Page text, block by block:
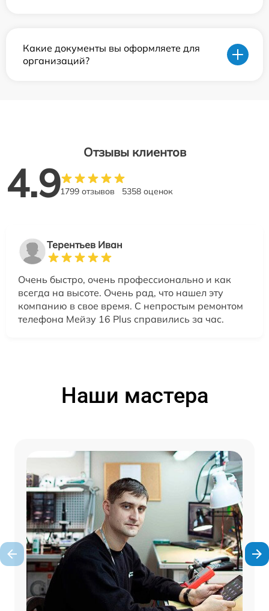
Какие документы вы оформляете для
организаций?
Отзывы клиентов
4.91799 отзывов 5358 оценок
Терентьев Иван
Очень быстро, очень профессионально и как
всегда на высоте. Очень рад, что нашел эту
компанию в свое время. С непростым ремонтом
телефона Мейзу 16 Plus справились за час.
Наши мастера